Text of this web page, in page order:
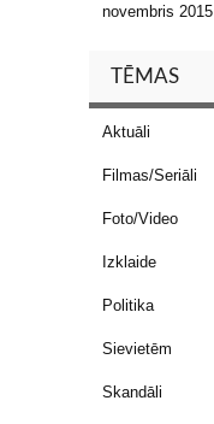
novembris 2015
TĒMAS
Aktuāli
Filmas/Seriāli
Foto/Video
Izklaide
Politika
Sievietēm
Skandāli